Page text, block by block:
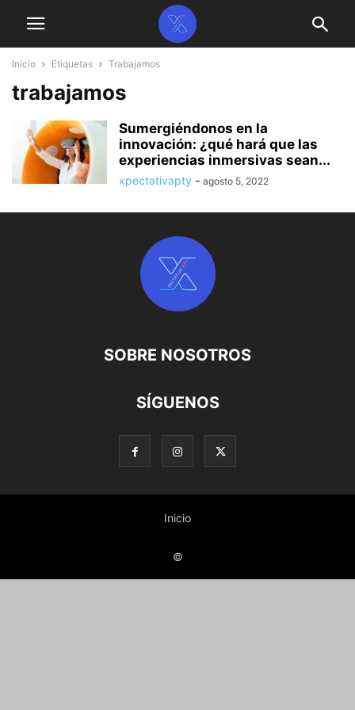
Inicio Etiquetas Trabajamos
trabajamos
Sumergiéndonos en la
innovación: ¿qué hará que las
experiencias inmersivas sean...
xpectativapty - agosto 5, 2022
SOBRE NOSOTROS
SÍGUENOS
Inicio
©